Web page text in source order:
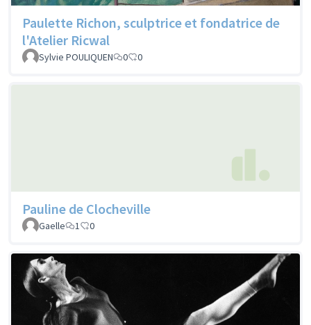
Paulette Richon, sculptrice et fondatrice de
l'Atelier Ricwal
Sylvie POULIQUEN 0 0
Pauline de Clocheville
Gaelle 1 0